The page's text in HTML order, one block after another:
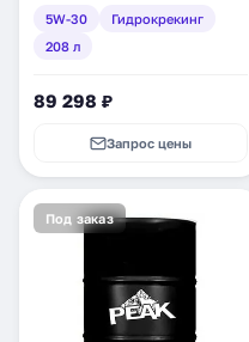
(7020006)
5W-30
Гидрокрекинг
208 л
89 298 ₽
Запрос цены
Под заказ